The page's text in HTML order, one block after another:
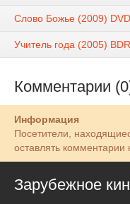
Слово Божье (2009)
Учитель года (2005)
Комментарии
Информация
Посетители,
оставлять комментарии
Зарубежное